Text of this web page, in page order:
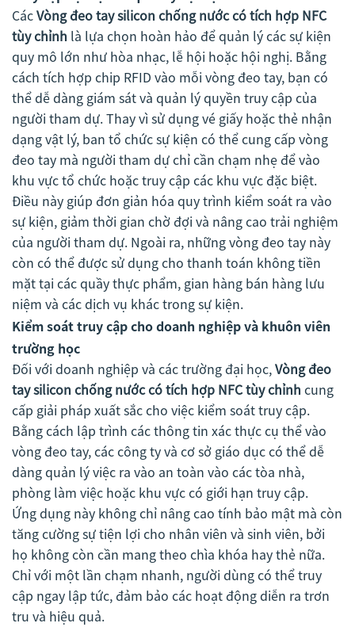
CácVòng đeo tay silicon chống nước có tích hợp NFC
tùy chỉnh là lựa chọn hoàn hảo để quản lý các sự kiện
quy mô lớn như hòa nhạc, lễ hội hoặc hội nghị. Bằng
cách tích hợp chip RFID vào mỗi vòng đeo tay, bạn có
thể dễ dàng giám sát và quản lý quyền truy cập của
người tham dự. Thay vì sử dụng vé giấy hoặc thẻ nhận
dạng vật lý, ban tổ chức sự kiện có thể cung cấp vòng
đeo tay mà người tham dự chỉ cần chạm nhẹ để vào
khu vực tổ chức hoặc truy cập các khu vực đặc biệt.
Điều này giúp đơn giản hóa quy trình kiểm soát ra vào
sự kiện, giảm thời gian chờ đợi và nâng cao trải nghiệm
của người tham dự. Ngoài ra, những vòng đeo tay này
còn có thể được sử dụng cho thanh toán không tiền
mặt tại các quầy thực phẩm, gian hàng bán hàng lưu
niệm và các dịch vụ khác trong sự kiện.
Kiểm soát truy cập cho doanh nghiệp và khuôn viên
trường học
Đối với doanh nghiệp và các trường đại học,Vòng đeo
tay silicon chống nước có tích hợp NFC tùy chỉnh cung
cấp giải pháp xuất sắc cho việc kiểm soát truy cập.
Bằng cách lập trình các thông tin xác thực cụ thể vào
vòng đeo tay, các công ty và cơ sở giáo dục có thể dễ
dàng quản lý việc ra vào an toàn vào các tòa nhà,
phòng làm việc hoặc khu vực có giới hạn truy cập.
Ứng dụng này không chỉ nâng cao tính bảo mật mà còn
tăng cường sự tiện lợi cho nhân viên và sinh viên, bởi
họ không còn cần mang theo chìa khóa hay thẻ nữa.
Chỉ với một lần chạm nhanh, người dùng có thể truy
cập ngay lập tức, đảm bảo các hoạt động diễn ra trơn
tru và hiệu quả.